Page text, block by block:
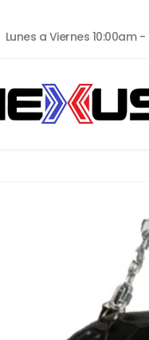
Lunes a Viernes 10:00am